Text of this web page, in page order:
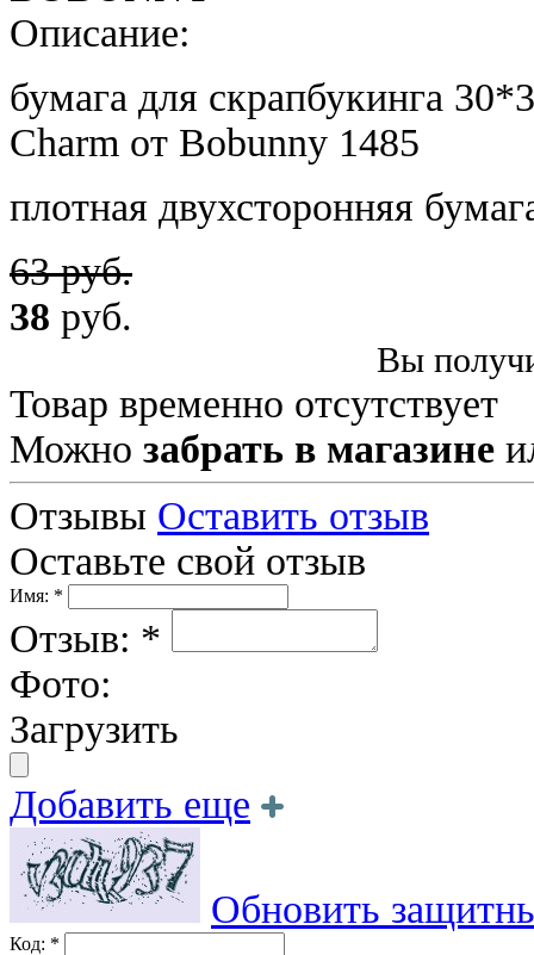
Описание:
бумага для скрапбукинга
Charm от Bobunny 1485
плотная двухсторонняя
63 руб.
38 руб.
Вы
Товар временно отсутствует
Можно забрать в магазине
Отзывы Оставить отзыв
Оставьте свой отзыв
Имя: *
Отзыв: *
Фото:
Загрузить
Добавить еще
Обновить
Код: *